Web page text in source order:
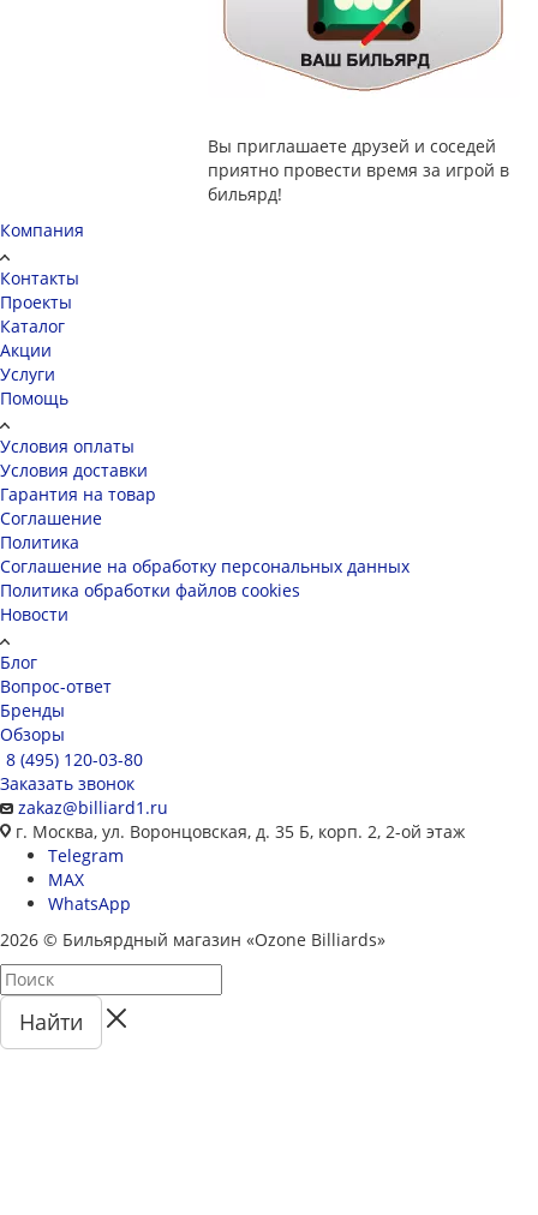
Вы приглашаете друзей и соседей
приятно провести время за игрой в
бильярд!
Компания
Контакты
Проекты
Каталог
Акции
Услуги
Помощь
Условия оплаты
Условия доставки
Гарантия на товар
Соглашение
Политика
Соглашение на обработку персональных данных
Политика обработки файлов cookies
Новости
Блог
Вопрос-ответ
Бренды
Обзоры
8 (495) 120-03-80
Заказать звонок
zakaz@billiard1.ru
г. Москва, ул. Воронцовская, д. 35 Б, корп. 2, 2-ой этаж
Telegram
MAX
WhatsApp
2026 © Бильярдный магазин «Ozone Billiards»
Найти